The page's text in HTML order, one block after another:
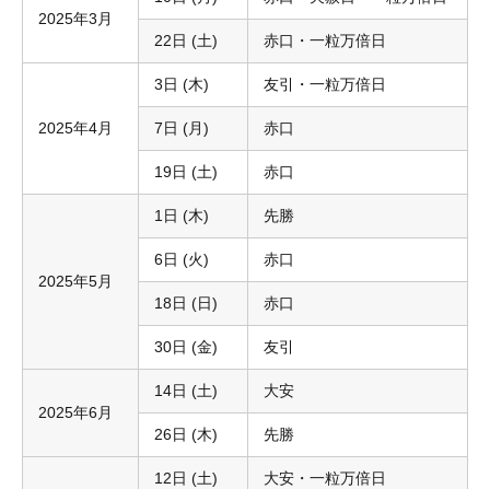
2025年3月
22日 (土) 赤口・一粒万倍日
2025年4月
3日 (木) 友引・一粒万倍日
7日 (月) 赤口
19日 (土) 赤口
2025年5月
1日 (木) 先勝
6日 (火) 赤口
18日 (日) 赤口
30日 (金) 友引
2025年6月
14日 (土) 大安
26日 (木) 先勝
12日 (土) 大安・一粒万倍日